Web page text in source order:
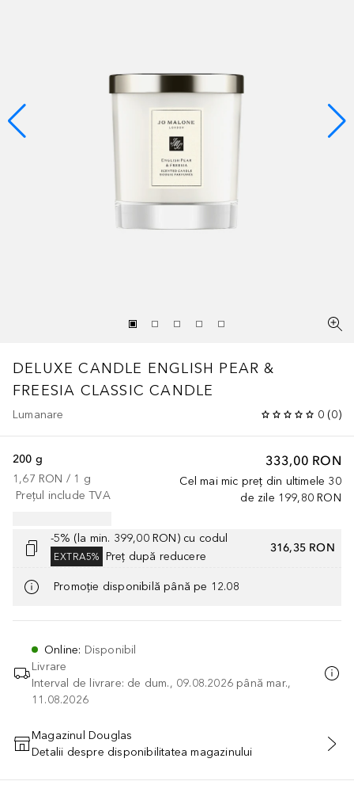
DELUXE CANDLE ENGLISH PEAR &
FREESIA CLASSIC CANDLE
Lumanare 0 (0)
333,00 RON
Cel mai mic preț din ultimele 30
de zile 199,80 RON
200 g
1,67 RON / 1 g
Prețul include TVA
-5% (la min. 399,00 RON) cu codul
EXTRA5% Preț după reducere
316,35 RON
Promoție disponibilă până pe 12.08
Online: Disponibil
Livrare
Interval de livrare: de dum., 09.08.2026 până mar.,
11.08.2026
ADĂUGAȚI ÎN COŞ
Magazinul Douglas
Detalii despre disponibilitatea magazinului